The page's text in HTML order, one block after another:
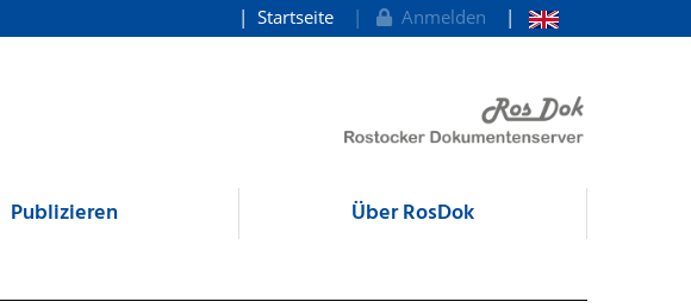
Startseite Anmelden
Publizieren Über RosDok